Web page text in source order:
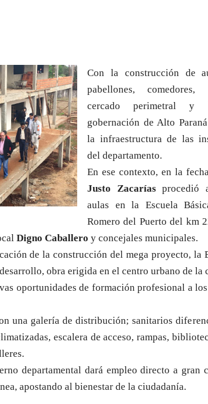
Con la construcción de
pabellones, comedores,
cercado perimetral y
gobernación de Alto
la infraestructura de las
del departamento.
En ese contexto, en la
Justo Zacaríasprocedió
aulas en la Escuela
Romero del Puerto del km
Digno Caballero y concejales municipales.
de la construcción del mega proyecto, la
obra erigida en el centro urbano de la
oportunidades de formación profesional a
una galería de distribución; sanitarios
escalera de acceso, rampas,
departamental dará empleo directo a gran
apostando al bienestar de la ciudadanía.